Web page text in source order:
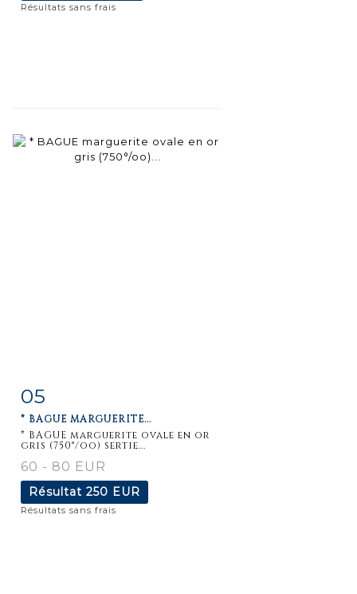
Résultats sans frais
détaillée
05
* BAGUE MARGUERITE...
* BAGUE marguerite ovale en or
gris (750°/oo) sertie...
60 - 80 EUR
Résultat 250 EUR
Résultats sans frais